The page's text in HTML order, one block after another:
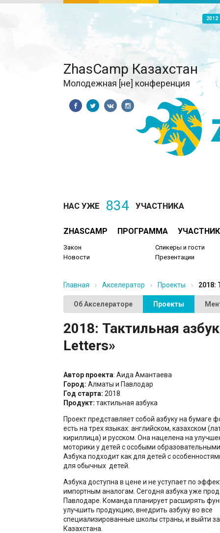
2012
ZhasCamp Казахстан
Молодежная [не] конференция
НАС УЖЕ 834 УЧАСТНИКА
ZHASCAMP ПРОГРАММА
Закон
Новости
Спикеры и гости
Презентации
Главная Акселератор Проекты 2018:
Об Акселераторе Проекты
2018: Тактильная
Letters»
Автор проекта: Аида Амантаева
Город: Алматы и Павлодар
Год старта: 2018
Продукт: тактильная азбука
Проект представляет собой азбуку на бумаге
есть на трех языках: английском, казахском
кириллица) и русском. Она нацелена на
моторики у детей с особыми
Азбука подходит как для детей с
для обычных детей.
Азбука доступна в цене и не уступает по
импортным аналогам. Сегодня азбука уже
Павлодаре. Команда планирует расширять
улучшить продукцию, внедрить азбуку во все
специализированные школы страны, и выйти
Казахстана.